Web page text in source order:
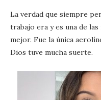
La verdad que siempre
trabajo era y es una de
mejor. Fue la única
Dios tuve mucha suerte.